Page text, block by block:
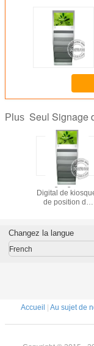
Plus Seul Signage
de
Signage de
Digital de
de position de
journal
Changez la langue
French
Accueil Au sujet de